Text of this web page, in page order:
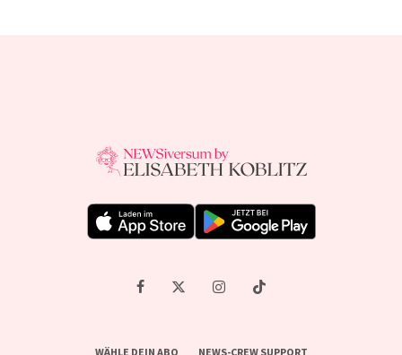
WÄHLE DEIN ABO NEWS-CREW SUPPORT